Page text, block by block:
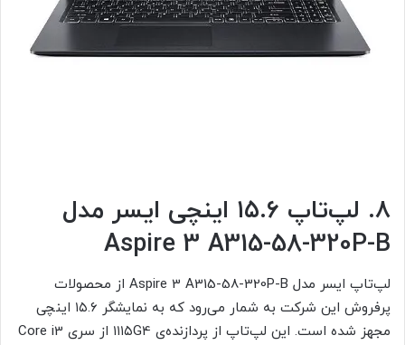
۸. لپ‌تاپ ۱۵.۶ اینچی ایسر مدل
Aspire 3 A315-58-320P-B
لپ‌تاپ ایسر مدل Aspire 3 A315-58-320P-B از محصولات
پرفروش این شرکت به شمار می‌رود که به نمایشگر ۱۵.۶ اینچی
مجهز شده است. این لپ‌تاپ از پردازنده‌ی ۱۱۱۵G4 از سری Core i3